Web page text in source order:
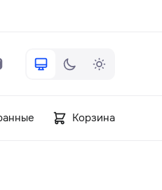
Корзина
+7 ( 705 ) 181-42-50